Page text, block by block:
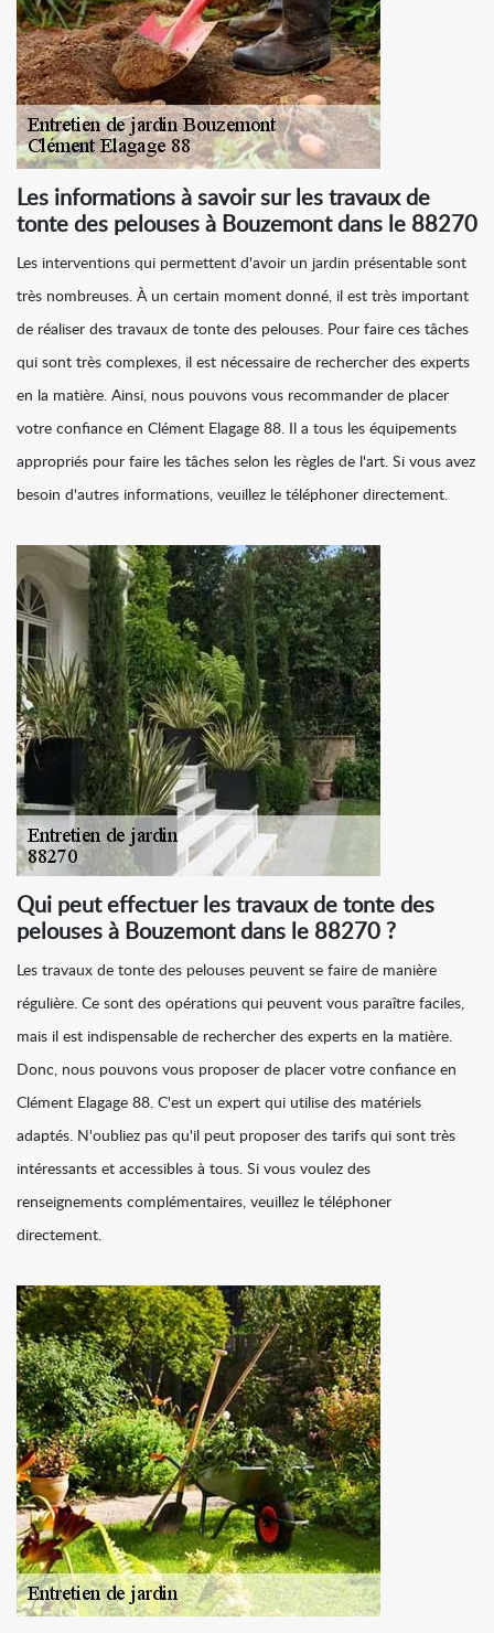
Les informations à savoir sur les travaux de
tonte des pelouses à Bouzemont dans le 88270
Les interventions qui permettent d'avoir un jardin présentable sont
très nombreuses. À un certain moment donné, il est très important
de réaliser des travaux de tonte des pelouses. Pour faire ces tâches
qui sont très complexes, il est nécessaire de rechercher des experts
en la matière. Ainsi, nous pouvons vous recommander de placer
votre confiance en Clément Elagage 88. Il a tous les équipements
appropriés pour faire les tâches selon les règles de l'art. Si vous avez
besoin d'autres informations, veuillez le téléphoner directement.
Qui peut effectuer les travaux de tonte des
pelouses à Bouzemont dans le 88270 ?
Les travaux de tonte des pelouses peuvent se faire de manière
régulière. Ce sont des opérations qui peuvent vous paraître faciles,
mais il est indispensable de rechercher des experts en la matière.
Donc, nous pouvons vous proposer de placer votre confiance en
Clément Elagage 88. C'est un expert qui utilise des matériels
adaptés. N'oubliez pas qu'il peut proposer des tarifs qui sont très
intéressants et accessibles à tous. Si vous voulez des
renseignements complémentaires, veuillez le téléphoner
directement.